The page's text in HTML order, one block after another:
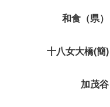
和食（県）
十八女大橋(簡)
加茂谷